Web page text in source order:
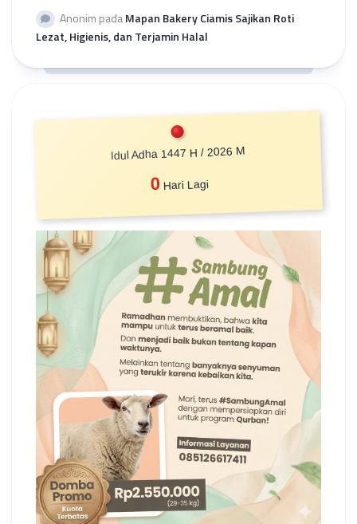
Anonim padaMapan Bakery Ciamis Sajikan Roti
Lezat, Higienis, dan Terjamin Halal
Idul Adha 1447 H / 2026 M
0 Hari Lagi